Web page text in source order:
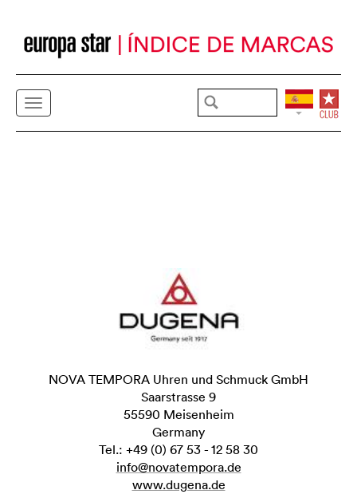
NOVA TEMPORA Uhren und Schmuck GmbH
Saarstrasse 9
55590 Meisenheim
Germany
Tel.: +49 (0) 67 53 - 12 58 30
info@novatempora.de
www.dugena.de